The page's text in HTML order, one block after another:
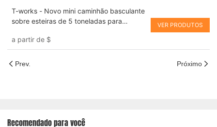
T-works - Novo mini caminhão basculante
sobre esteiras de 5 toneladas para
a partir de $
VER PRODUTOS
Prev. Próximo
Recomendado para você